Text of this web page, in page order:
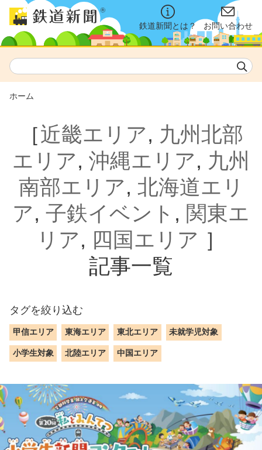
鉄道新聞とは？ お問い合わせ
ホーム
［近畿エリア, 九州北部
エリア, 沖縄エリア, 九州
南部エリア, 北海道エリ
ア, 子鉄イベント , 関東エ
リア, 四国エリア ］
記事一覧
タグを絞り込む
甲信エリア 東海エリア 東北エリア 未就学児対象
小学生対象 北陸エリア 中国エリア